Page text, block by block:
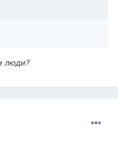
люди?